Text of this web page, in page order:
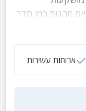
מהנות כמו חדר
ארוחות עשירות